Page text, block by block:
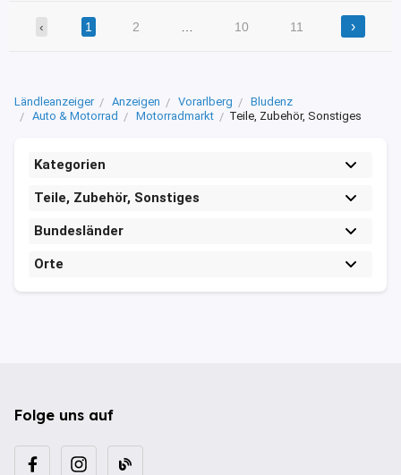
‹ 1 2 10 11 ›
Ländleanzeiger Anzeigen Vorarlberg
Bludenz
Auto & Motorrad
Motorradmarkt Teile, Zubehör, Sonstiges
Kategorien
Teile, Zubehör, Sonstiges
Bundesländer
Orte
Folge uns auf